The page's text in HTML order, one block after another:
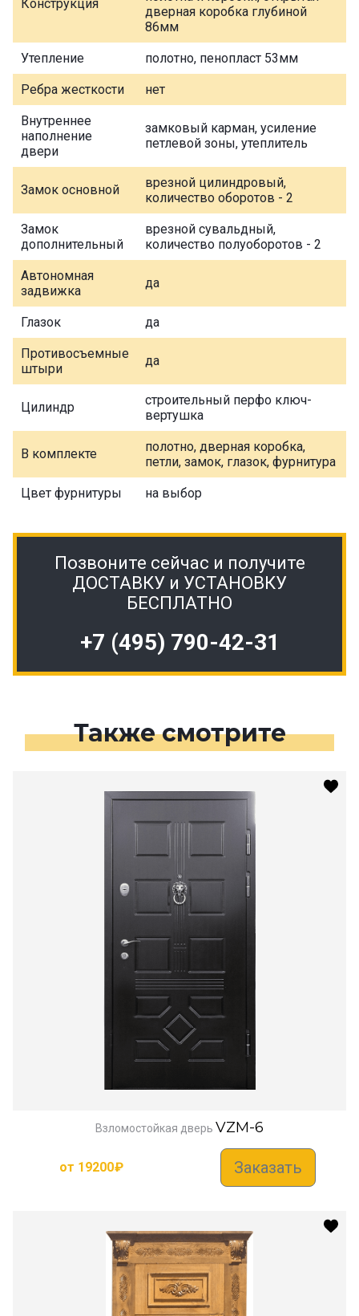
Конструкция
дверная коробка глубиной
86мм
Утепление полотно, пенопласт 53мм
Ребра жесткости нет
Внутреннее
наполнение
двери
замковый карман, усиление
петлевой зоны, утеплитель
Замок основной
врезной цилиндровый,
количество оборотов - 2
Замок
дополнительный
врезной сувальдный,
количество полуоборотов - 2
Автономная
задвижка
да
Глазок да
Противосъемные
штыри
да
Цилиндр
строительный перфо ключ-
вертушка
В комплекте
полотно, дверная коробка,
петли, замок, глазок, фурнитура
Цвет фурнитуры на выбор
Позвоните сейчас и получите
ДОСТАВКУ и УСТАНОВКУ
БЕСПЛАТНО
+7 (495) 790-42-31
Также смотрите
Взломостойкая дверь VZM-6
от 19200₽ Заказать